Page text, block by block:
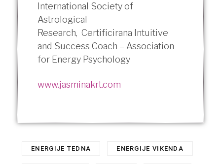
International Society of
Astrological
Research, Certificirana Intuitive
and Success Coach – Association
for Energy Psychology
www.jasminakrt.com
ENERGIJE TEDNA ENERGIJE VIKENDA